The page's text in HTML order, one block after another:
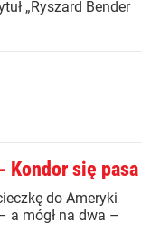
„Ryszard Bender
Kondor się pasa
do Ameryki
a mógł na dwa –